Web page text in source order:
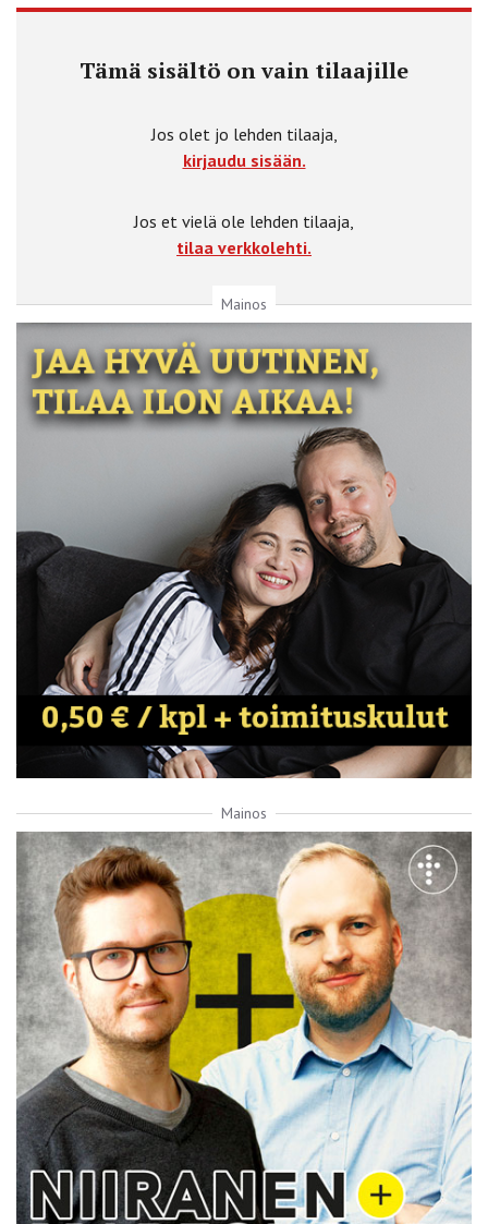
Tämä sisältö on vain tilaajille
Jos olet jo lehden tilaaja,
kirjaudu sisään.
Jos et vielä ole lehden tilaaja,
tilaa verkkolehti.
Mainos
Mainos